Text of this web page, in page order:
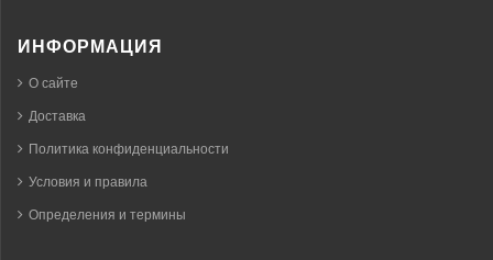
ИНФОРМАЦИЯ
О сайте
Доставка
Политика конфиденциальности
Условия и правила
Определения и термины